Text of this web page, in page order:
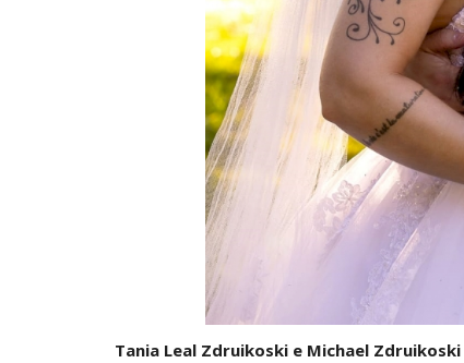
Tania Leal Zdruikoski e Michael Zdruikoski